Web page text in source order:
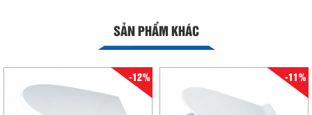
SẢN PHẨM KHÁC
-12% -11%